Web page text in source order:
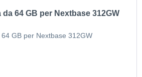
64 GB per Nextbase 312GW
GB per Nextbase 312GW